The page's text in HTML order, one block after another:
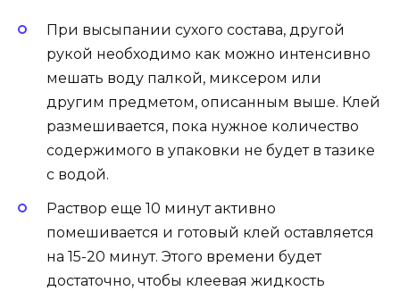
При высыпании сухого состава, другой
рукой необходимо как можно интенсивно
мешать воду палкой, миксером или
другим предметом, описанным выше. Клей
размешивается, пока нужное количество
содержимого в упаковки не будет в тазике
с водой.
Раствор еще 10 минут активно
помешивается и готовый клей оставляется
на 15-20 минут. Этого времени будет
достаточно, чтобы клеевая жидкость